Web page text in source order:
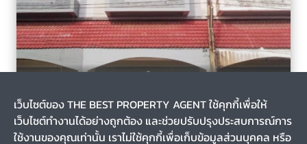
รหัส T-127230
ขายอาคารพาณิชย์ หมู่บ้านเอกชัยเลควิลล์ พระราม 2 บางบอน
กรุงเทพฯ
เว็บไซต์ของ THE BEST PROPERTY AGENT ใช้คุกกี้เพื่อให้
เว็บไซต์ทำงานได้อย่างถูกต้อง และช่วยปรับปรุงประสบการณ์การ
ใช้งานของคุณเท่านั้น เราไม่ใช้คุกกี้เพื่อเก็บข้อมูลส่วนบุคคล หรือ